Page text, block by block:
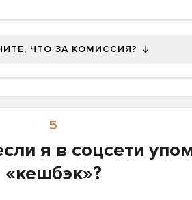
ЧТО ЗА КОМИССИЯ?
5
я в соцсети
«кешбэк»?